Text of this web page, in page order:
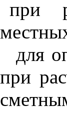
при
для
при